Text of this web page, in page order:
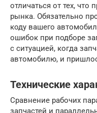
отличаться от тех, что
рынка. Обязательно
коду вашего
ошибок при подборе
с ситуацией, когда
автомобилю, и
Технические
Сравнение рабочих
запчастей и